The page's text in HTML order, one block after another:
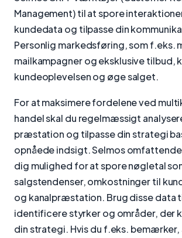
Management) til at spore
kundedata og tilpasse din
Personlig markedsføring, som f.eks.
mailkampagner og eksklusive tilbud,
kundeoplevelsen og øge salget.
For at maksimere fordelene ved
handel skal du regelmæssigt
præstation og tilpasse din strategi
opnåede indsigt. Selmos
dig mulighed for at spore nøgletal
salgstendenser, omkostninger til
og kanalpræstation. Brug disse data
identificere styrker og områder, der
din strategi. Hvis du f.eks.